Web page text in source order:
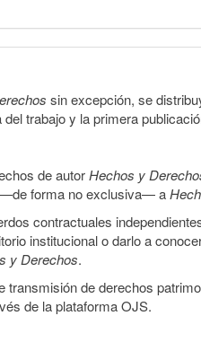
sin excepción, se
trabajo y la primera
de autorHechos y
—de forma no exclusiva— a
contractuales
institucional o darlo a
y Derechos.
transmisión de derechos
de la plataforma OJS.